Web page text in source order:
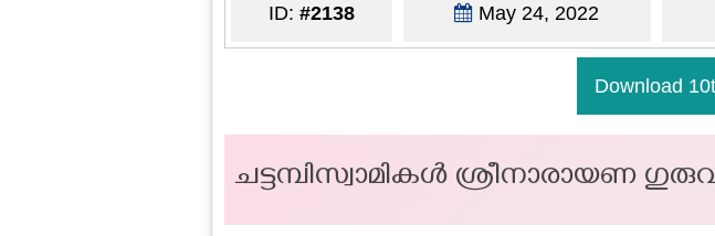
ID: #2138 May 24, 2022
Download
ചട്ടമ്പിസ്വാമികള്‍ ശ്രീനാരായണ